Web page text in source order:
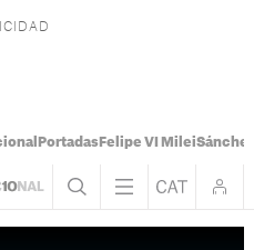
PortadasFelipe VI Milei